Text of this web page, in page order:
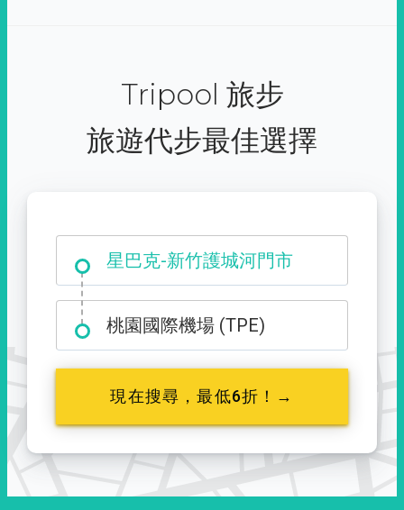
Tripool 旅步
旅遊代步最佳選擇
星巴克-新竹護城河門市
大霸尖山登山口
桃園國際機場 (TPE)
現在搜尋，最低6折！→